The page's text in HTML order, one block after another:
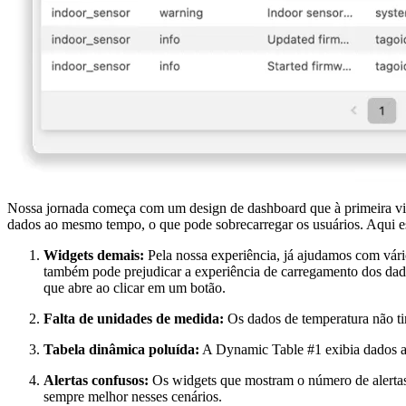
Nossa jornada começa com um design de dashboard que à primeira
dados ao mesmo tempo, o que pode sobrecarregar os usuários.
Widgets demais: Pela nossa experiência, já ajudamos com
também pode prejudicar a experiência de carregamento dos
que abre ao clicar em um botão.
Falta de unidades de medida: Os dados de temperatura não
Tabela dinâmica poluída: A Dynamic Table #1 exibia dados
Alertas confusos: Os widgets que mostram o número de
sempre melhor nesses cenários.